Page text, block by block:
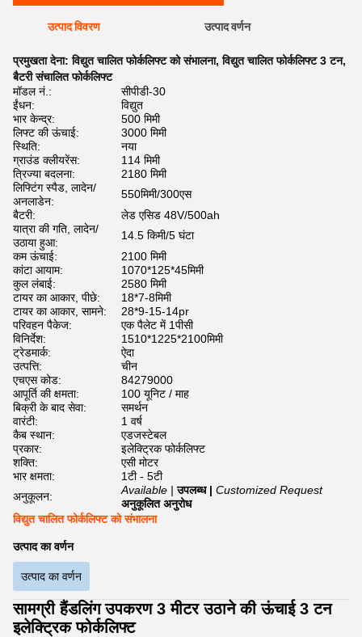
उत्पाद विवरण उत्पाद वर्णन
प्रमुखता देना:विद्युत चालित फोर्कलिफ्ट को संभालना,विद्युत चालित फोर्कलिफ्ट 3 टन,
बैटरी संचालित फोर्कलिफ्ट
मॉडल नं.:
सीपीडी-30
ईंधन:
विद्युत
भार केन्द्र:
500 मिमी
लिफ्ट की ऊंचाई:
3000 मिमी
स्थिति:
नया
ग्राउंड क्लीयरेंस:
114 मिमी
त्रिज्या बदलना:
2180 मिमी
लिफ्टिंग स्पैड, लादेन/
अनलाडेन:
550मिमी/300एस
बैटरी:
लेड एसिड 48V/500ah
यात्रा की गति, लादेन/
उठाया हुआ:
14.5 किमी/5 घंटा
कम ऊंचाई:
2100 मिमी
कांटा आयाम:
1070*125*45मिमी
कुल लंबाई:
2580 मिमी
टायर का आकार, पीछे:
18*7-8मिमी
टायर का आकार, सामने:
28*9-15-14pr
परिवहन पैकेज:
एक पैलेट में 1पीसी
विनिर्देश:
1510*1225*2100मिमी
ट्रेडमार्क:
ऐदा
उत्पत्ति:
चीन
एचएस कोड:
84279000
आपूर्ति की क्षमता:
100 यूनिट / माह
बिक्री के बाद सेवा:
समर्थन
वारंटी:
1 वर्ष
कैब स्थान:
एडजस्टेबल
प्रकार:
इलेक्ट्रिक फोर्कलिफ्ट
शक्ति:
एसी मोटर
भार क्षमता:
1टी - 5टी
अनुकूलन:
Available | उपलब्ध | Customized Request
अनुकूलित अनुरोध
विद्युत चालित फोर्कलिफ्ट को संभालना
उत्पाद का वर्णन
उत्पाद का वर्णन
सामग्री हैंडलिंग उपकरण 3 मीटर उठाने की ऊंचाई 3 टन
इलेक्ट्रिक फोर्कलिफ्ट